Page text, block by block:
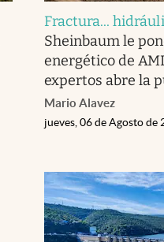
Fractura...
Sheinbaum le
energético de
expertos abre la
Mario Alavez
jueves, 06 de Agosto de